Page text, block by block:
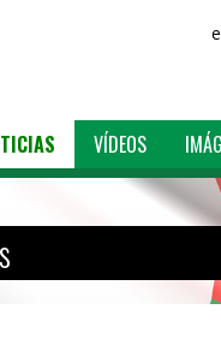
VÍDEOS